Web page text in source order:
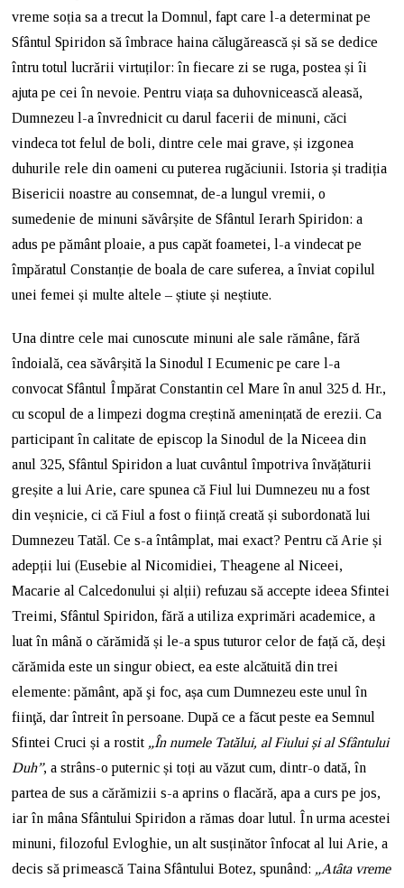
vreme soția sa a trecut la Domnul, fapt care l-a determinat pe
Sfântul Spiridon să îmbrace haina călugărească și să se dedice
întru totul lucrării virtuților: în fiecare zi se ruga, postea și îi
ajuta pe cei în nevoie. Pentru viața sa duhovnicească aleasă,
Dumnezeu l-a învrednicit cu darul facerii de minuni, căci
vindeca tot felul de boli, dintre cele mai grave, și izgonea
duhurile rele din oameni cu puterea rugăciunii. Istoria și tradiția
Bisericii noastre au consemnat, de-a lungul vremii, o
sumedenie de minuni săvârșite de Sfântul Ierarh Spiridon: a
adus pe pământ ploaie, a pus capăt foametei, l-a vindecat pe
împăratul Constanție de boala de care suferea, a înviat copilul
unei femei și multe altele – știute și neștiute.
Una dintre cele mai cunoscute minuni ale sale rămâne, fără
îndoială, cea săvârșită la Sinodul I Ecumenic pe care l-a
convocat Sfântul Împărat Constantin cel Mare în anul 325 d. Hr.,
cu scopul de a limpezi dogma creștină amenințată de erezii. Ca
participant în calitate de episcop la Sinodul de la Niceea din
anul 325, Sfântul Spiridon a luat cuvântul împotriva învățăturii
greșite a lui Arie, care spunea că Fiul lui Dumnezeu nu a fost
din veșnicie, ci că Fiul a fost o ființă creată și subordonată lui
Dumnezeu Tatăl. Ce s-a întâmplat, mai exact? Pentru că Arie și
adepții lui (Eusebie al Nicomidiei, Theagene al Niceei,
Macarie al Calcedonului și alții) refuzau să accepte ideea Sfintei
Treimi, Sfântul Spiridon, fără a utiliza exprimări academice, a
luat în mână o cărămidă și le-a spus tuturor celor de față că, deși
cărămida este un singur obiect, ea este alcătuită din trei
elemente: pământ, apă şi foc, așa cum Dumnezeu este unul în
fiinţă, dar întreit în persoane. După ce a făcut peste ea Semnul
Sfintei Cruci și a rostit „În numele Tatălui, al Fiului și al Sfântului
Duh”, a strâns-o puternic și toți au văzut cum, dintr-o dată, în
partea de sus a cărămizii s-a aprins o flacără, apa a curs pe jos,
iar în mâna Sfântului Spiridon a rămas doar lutul. În urma acestei
minuni, filozoful Evloghie, un alt susținător înfocat al lui Arie, a
decis să primească Taina Sfântului Botez, spunând: „Atâta vreme